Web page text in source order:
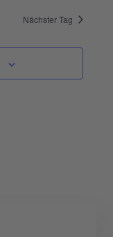
Nächster Tag